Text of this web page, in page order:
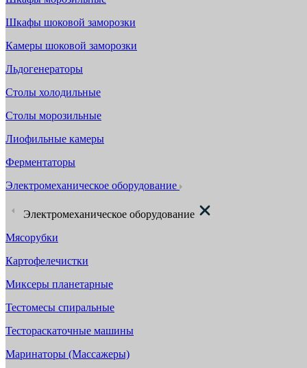
Шкафы шоковой заморозки
Камеры шоковой заморозки
Льдогенераторы
Столы холодильные
Столы морозильные
Лиофильные камеры
Ферментаторы
Электромеханическое оборудование
Электромеханическое оборудование
Мясорубки
Картофелечистки
Миксеры планетарные
Тестомесы спиральные
Тестораскаточные машины
Маринаторы (Массажеры)